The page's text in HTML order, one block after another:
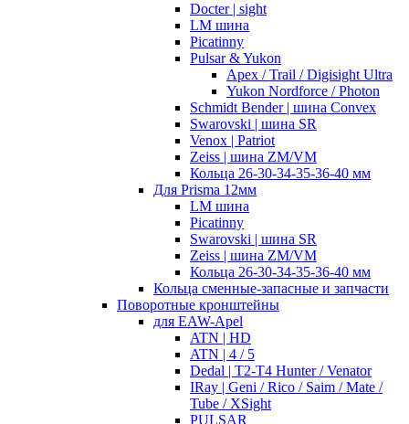
Docter | sight
LM шина
Picatinny
Pulsar & Yukon
Apex / Trail / Digisight Ultra
Yukon Nordforce / Photon
Schmidt Bender | шина Convex
Swarovski | шина SR
Venox | Patriot
Zeiss | шина ZM/VM
Кольца 26-30-34-35-36-40 мм
Для Prisma 12мм
LM шина
Picatinny
Swarovski | шина SR
Zeiss | шина ZM/VM
Кольца 26-30-34-35-36-40 мм
Кольца сменные-запасные и запчасти
Поворотные кронштейны
для EAW-Apel
ATN | HD
ATN | 4 / 5
Dedal | T2-T4 Hunter / Venator
IRay | Geni / Rico / Saim / Mate /
Tube / XSight
PULSAR